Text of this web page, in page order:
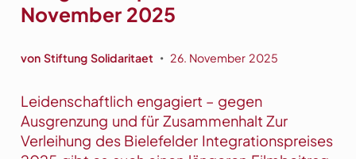
f
l
e
r
G
h
s
i
s
t
e
November 2025
von Stiftung Solidaritaet • 26. November 2025
Leidenschaftlich engagiert – gegen
Ausgrenzung und für Zusammenhalt Zur
Verleihung des Bielefelder Integrationspreises